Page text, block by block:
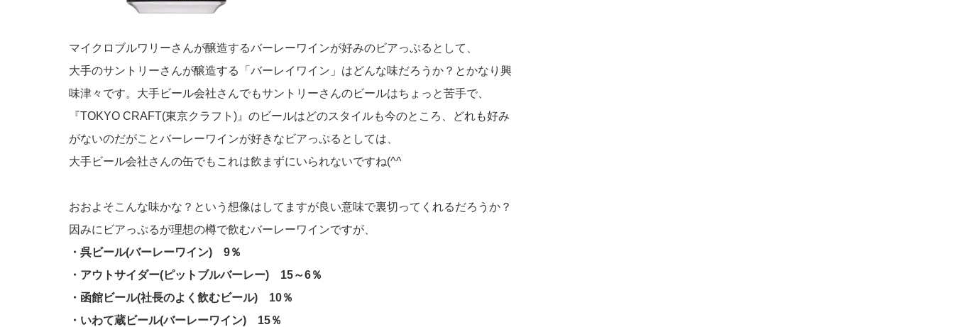
マイクロブルワリーさんが醸造するバーレーワインが好みのビアっぷるとして、
大手のサントリーさんが醸造する「バーレイワイン」はどんな味だろうか？とかなり興
味津々です。大手ビール会社さんでもサントリーさんのビールはちょっと苦手で、
『TOKYO CRAFT(東京クラフト)』のビールはどのスタイルも今のところ、どれも好み
がないのだがことバーレーワインが好きなビアっぷるとしては、
大手ビール会社さんの缶でもこれは飲まずにいられないですね(^^ゞ
おおよそこんな味かな？という想像はしてますが良い意味で裏切ってくれるだろうか？
因みにビアっぷるが理想の樽で飲むバーレーワインですが、
・呉ビール(バーレーワイン) 9％
・アウトサイダー(ピットブルバーレー) 15～6％
・函館ビール(社長のよく飲むビール) 10％
・いわて蔵ビール(バーレーワイン) 15％